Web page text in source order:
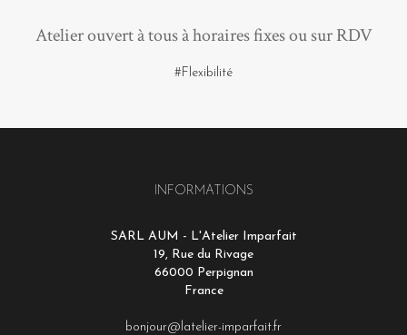
Atelier ouvert à tous à horaires fixes ou sur RDV
#Flexibilité
INFORMATIONS
SARL AUM - L'Atelier Imparfait
19, Rue du Rivage
66000 Perpignan
France
bonjour@latelier-imparfait.fr